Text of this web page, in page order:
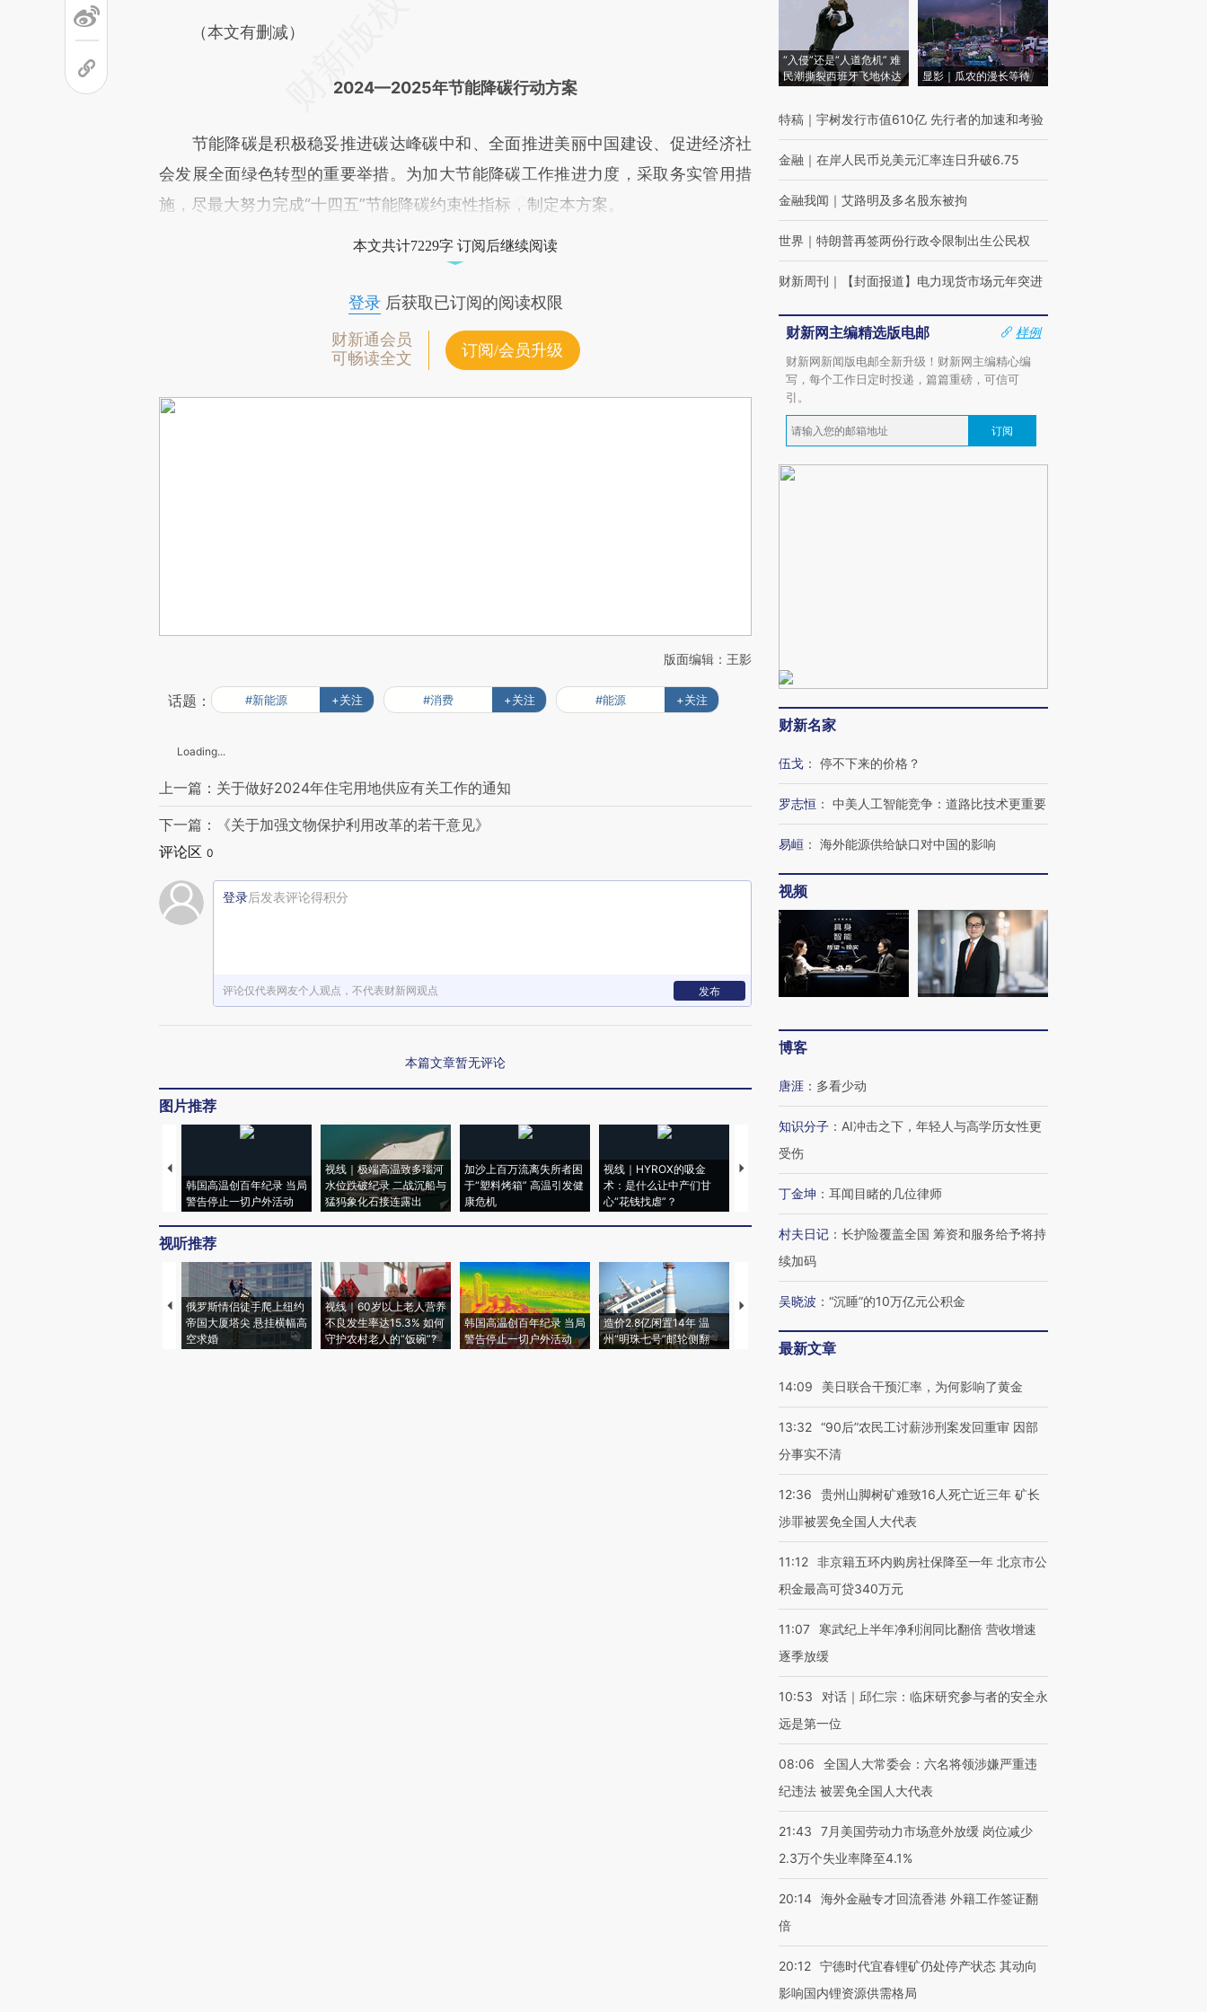
（本文有删减）
2024—2025年节能降碳行动方案
节能降碳是积极稳妥推进碳达峰碳中和、全面推进美丽中国建设、促进经济社
会发展全面绿色转型的重要举措。为加大节能降碳工作推进力度，采取务实管用措
施，尽最大努力完成“十四五”节能降碳约束性指标，制定本方案。
本文共计7229字 订阅后继续阅读
登录后获取已订阅的阅读权限
财新通会员
可畅读全文
订阅/会员升级
版面编辑：王影
话题： #新能源 +关注 #消费 +关注 #能源 +关注
Loading...
上一篇：关于做好2024年住宅用地供应有关工作的通知
下一篇：《关于加强文物保护利用改革的若干意见》
评论区 0
登录后发表评论得积分
评论仅代表网友个人观点，不代表财新网观点 发布
本篇文章暂无评论
图片推荐
韩国高温创百年纪录 当局
警告停止一切户外活动
视线｜极端高温致多瑙河
水位跌破纪录 二战沉船与
猛犸象化石接连露出
加沙上百万流离失所者困
于“塑料烤箱” 高温引发健
康危机
视线｜HYROX的吸金
术：是什么让中产们甘
心“花钱找虐”？
马航飞行员跨国走私7万
粒摇头丸 尿检体内含3种
度Z世代 用街头抗争将教
育部长拱下台
视听推荐
俄罗斯情侣徒手爬上纽约
帝国大厦塔尖 悬挂横幅高
空求婚
视线｜60岁以上老人营养
不良发生率达15.3% 如何
守护农村老人的“饭碗”?
韩国高温创百年纪录 当局
警告停止一切户外活动
造价2.8亿闲置14年 温
州“明珠七号”邮轮侧翻
特朗普出席葬礼疑似打瞌
者“堕落的白痴”
“入侵”还是“人道危机” 难
民潮撕裂西班牙飞地休达
显影｜瓜农的漫长等待
特稿 ｜ 宇树发行市值610亿 先行者的加速和考验
金融 ｜ 在岸人民币兑美元汇率连日升破6.75
金融我闻 ｜ 艾路明及多名股东被拘
世界 ｜ 特朗普再签两份行政令限制出生公民权
财新周刊 ｜ 【封面报道】电力现货市场元年突进
财新网主编精选版电邮
样例
财新网新闻版电邮全新升级！财新网主编精心编
写，每个工作日定时投递，篇篇重磅，可信可
引。
订阅
财新名家
伍戈 ： 停不下来的价格？
罗志恒 ： 中美人工智能竞争：道路比技术更重要
易峘 ： 海外能源供给缺口对中国的影响
视频
博客
唐涯 ： 多看少动
知识分子 ： AI冲击之下，年轻人与高学历女性更
受伤
丁金坤 ： 耳闻目睹的几位律师
村夫日记 ： 长护险覆盖全国 筹资和服务给予将持
续加码
吴晓波 ： “沉睡”的10万亿元公积金
最新文章
14:09 美日联合干预汇率，为何影响了黄金
13:32 “90后”农民工讨薪涉刑案发回重审 因部
分事实不清
12:36
贵州山脚树矿难致16人死亡近三年 矿长
涉罪被罢免全国人大代表
11:12 非京籍五环内购房社保降至一年 北京市公
积金最高可贷340万元
11:07
寒武纪上半年净利润同比翻倍 营收增速
逐季放缓
10:53
对话｜邱仁宗：临床研究参与者的安全永
远是第一位
08:06
全国人大常委会：六名将领涉嫌严重违
纪违法 被罢免全国人大代表
21:43
7月美国劳动力市场意外放缓 岗位减少
2.3万个失业率降至4.1%
20:14 海外金融专才回流香港 外籍工作签证翻
倍
20:12 宁德时代宜春锂矿仍处停产状态 其动向
影响国内锂资源供需格局